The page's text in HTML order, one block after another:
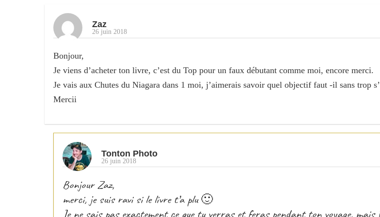
Zaz
26 juin 2018
Bonjour,
Je viens d’acheter ton livre, c’est du Top pour un faux débutant comme moi, encore merci.
Je vais aux Chutes du Niagara dans 1 moi, j’aimerais savoir quel objectif faut -il sans trop
Mercii
Tonton Photo
26 juin 2018
Bonjour Zaz,
merci, je suis ravi si le livre t’a plu 🙂
Je ne sais pas exactement ce que tu verras et feras pendant ton voyage, mais